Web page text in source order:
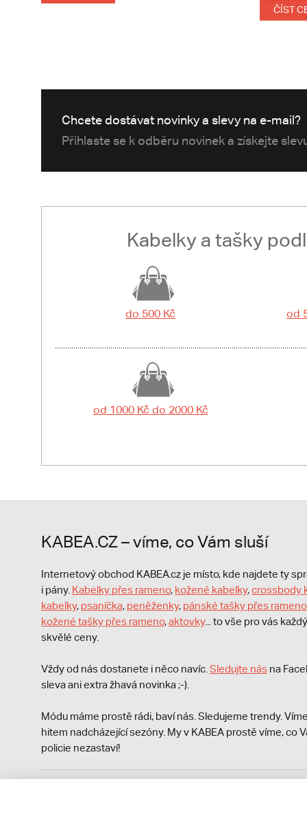
ČÍST
Chcete dostávat novinky a slevy na e-mail?
Přihlaste se k odběru novinek a získejte
Kabelky a tašky
do 500 Kč od
od 1000 Kč do 2000 Kč
KABEA.CZ – víme, co Vám sluší
Internetový obchod KABEA.cz je místo, kde najdete ty
i pány. Kabelky přes rameno, kožené kabelky,crossbody
kabelky, psaníčka, peněženky, pánské tašky přes rameno
kožené tašky přes rameno,aktovky... to vše pro vás
skvělé ceny.
Vždy od nás dostanete i něco navíc. Sledujte nás na
sleva ani extra žhavá novinka ;-).
Módu máme prostě rádi, baví nás. Sledujeme trendy.
hitem nadcházející sezóny. My v KABEA prostě víme, co
policie nezastaví!